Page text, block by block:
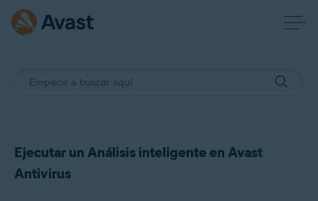
Ejecutar un Análisis inteligente en Avast
Antivirus